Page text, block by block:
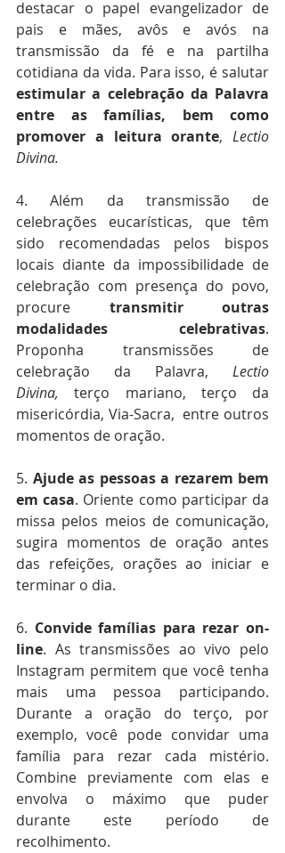
destacar o papel evangelizador de
pais e mães, avôs e avós na
transmissão da fé e na partilha
estimular a celebração da Palavra
entre as famílias, bem como
promover a leitura orante, Lectio
Divina.
4. Além da transmissão de
celebrações eucarísticas, que têm
sido recomendadas pelos bispos
locais diante da impossibilidade de
celebração com presença do povo,
procure transmitir outras
modalidades celebrativas.
Proponha transmissões de
celebração da Palavra, Lectio
Divina, terço mariano, terço da
misericórdia, Via-Sacra,  entre outros
momentos de oração.
5. Ajude as pessoas a rezarem bem
em casa. Oriente como participar da
missa pelos meios de comunicação,
sugira momentos de oração antes
das refeições, orações ao iniciar e
terminar o dia.
6. Convide famílias para rezar on-
line. As transmissões ao vivo pelo
Instagram permitem que você tenha
mais uma pessoa participando.
Durante a oração do terço, por
exemplo, você pode convidar uma
família para rezar cada mistério.
Combine previamente com elas e
envolva o máximo que puder
durante este período de
recolhimento.